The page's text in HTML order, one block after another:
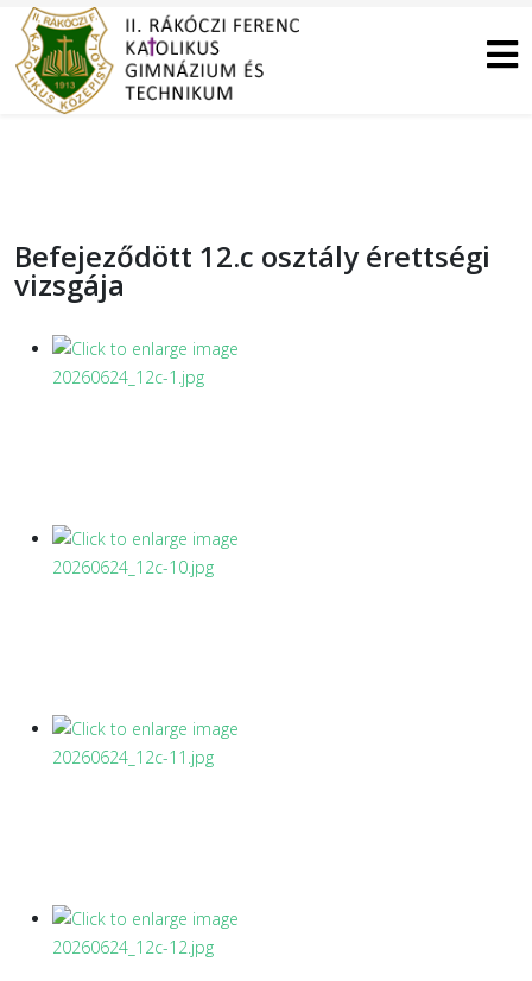
Befejeződött 12.c osztály érettségi
vizsgája